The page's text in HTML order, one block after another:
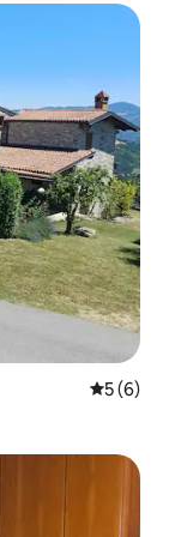
gosti”
5 (6)